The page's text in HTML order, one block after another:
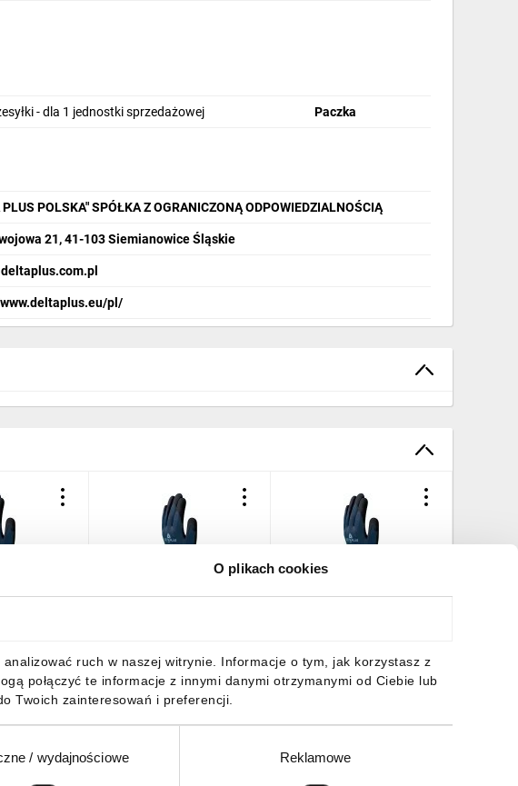
O plikach cookies
ruch w naszej witrynie. Informacje o tym, jak korzystasz z
połączyć te informacje z innymi danymi otrzymanymi od Ciebie lub
Twoich zainteresowań i preferencji.
/ wydajnościowe Reklamowe
- dla 1 jednostki sprzedażowej Paczka
PLUS POLSKA" SPÓŁKA Z OGRANICZONĄ ODPOWIEDZIALNOŚCIĄ
21, 41-103 Siemianowice Śląskie
pl/
rozmiar:
Niebiesko-Czarny, rozmiar:
10, VE723GREEN10
12,78 zł brutto
Niebiesko-Czarny, rozmiar:
11, VE723GREEN11
12,78 złbrutto